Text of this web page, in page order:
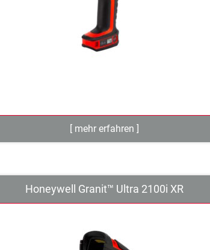
Honeywell Granit™ Ultra 2100i XR